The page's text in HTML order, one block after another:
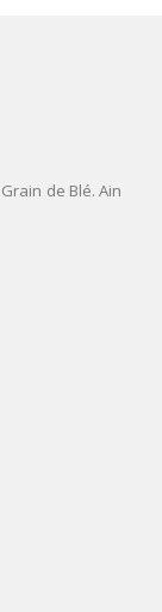
de Blé. Ain